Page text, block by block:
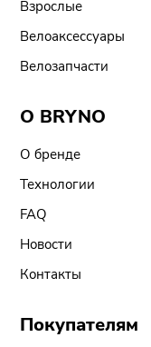
Взрослые
Велоаксессуары
Велозапчасти
О BRYNO
О бренде
Технологии
FAQ
Новости
Контакты
Покупателям